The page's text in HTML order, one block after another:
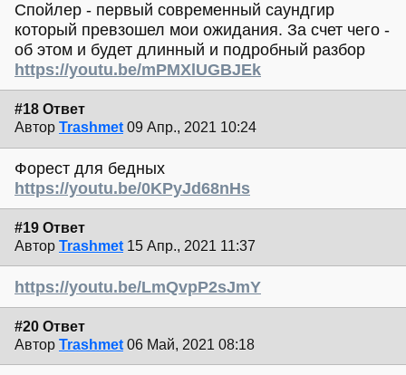
Спойлер - первый современный саундгир
который превзошел мои ожидания. За счет чего -
об этом и будет длинный и подробный разбор
https://youtu.be/mPMXlUGBJEk
#18 Ответ
Автор Trashmet 09 Апр., 2021 10:24
Форест для бедных
https://youtu.be/0KPyJd68nHs
#19 Ответ
Автор Trashmet 15 Апр., 2021 11:37
https://youtu.be/LmQvpP2sJmY
#20 Ответ
Автор Trashmet 06 Май, 2021 08:18